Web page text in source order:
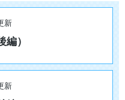
新
編）
新